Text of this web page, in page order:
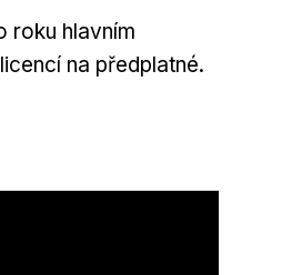
roku hlavním
na předplatné.